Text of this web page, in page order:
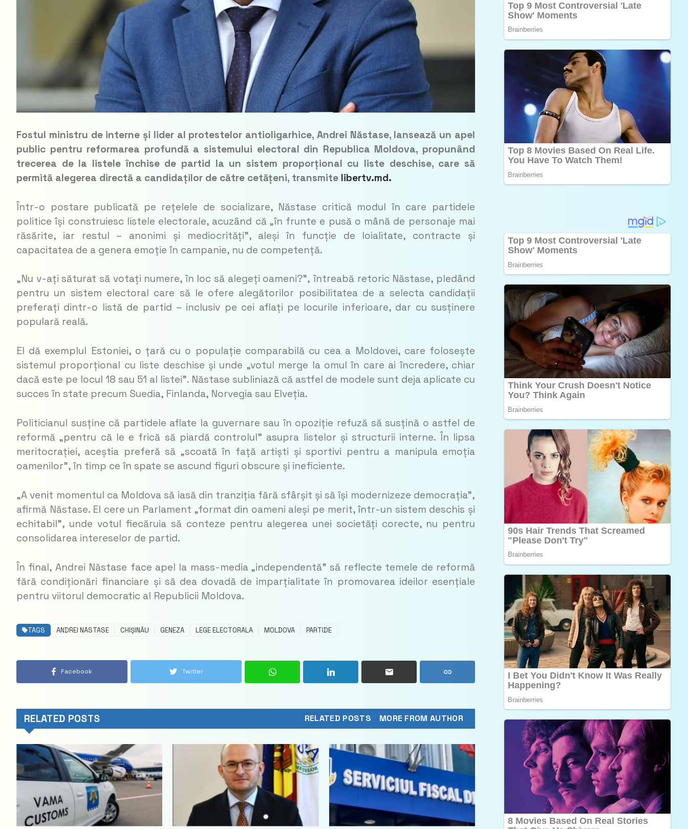
Fostul ministru de interne și lider al protestelor antioligarhice, Andrei Năstase, lansează un apel
public pentru reformarea profundă a sistemului electoral din Republica Moldova, propunând
trecerea de la listele închise de partid la un sistem proporțional cu liste deschise, care să
permită alegerea directă a candidaților de către cetățeni, transmite libertv.md.
Într-o postare publicată pe rețelele de socializare, Năstase critică modul în care partidele
politice își construiesc listele electorale, acuzând că „în frunte e pusă o mână de personaje mai
răsărite, iar restul – anonimi și mediocrități”, aleși în funcție de loialitate, contracte și
capacitatea de a genera emoție în campanie, nu de competență.
„Nu v-ați săturat să votați numere, în loc să alegeți oameni?”, întreabă retoric Năstase, pledând
pentru un sistem electoral care să le ofere alegătorilor posibilitatea de a selecta candidații
preferați dintr-o listă de partid – inclusiv pe cei aflați pe locurile inferioare, dar cu susținere
populară reală.
El dă exemplul Estoniei, o țară cu o populație comparabilă cu cea a Moldovei, care folosește
sistemul proporțional cu liste deschise și unde „votul merge la omul în care ai încredere, chiar
dacă este pe locul 18 sau 51 al listei”. Năstase subliniază că astfel de modele sunt deja aplicate cu
succes în state precum Suedia, Finlanda, Norvegia sau Elveția.
Politicianul susține că partidele aflate la guvernare sau în opoziție refuză să susțină o astfel de
reformă „pentru că le e frică să piardă controlul” asupra listelor și structurii interne. În lipsa
meritocrației, aceștia preferă să „scoată în față artiști și sportivi pentru a manipula emoția
oamenilor”, în timp ce în spate se ascund figuri obscure și ineficiente.
„A venit momentul ca Moldova să iasă din tranziția fără sfârșit și să își modernizeze democrația”,
afirmă Năstase. El cere un Parlament „format din oameni aleși pe merit, într-un sistem deschis și
echitabil”, unde votul fiecăruia să conteze pentru alegerea unei societăți corecte, nu pentru
consolidarea intereselor de partid.
În final, Andrei Năstase face apel la mass-media „independentă” să reflecte temele de reformă
fără condiționări financiare și să dea dovadă de imparțialitate în promovarea ideilor esențiale
pentru viitorul democratic al Republicii Moldova.
TAGS ANDREI NASTASE CHIȘINĂU GENEZA LEGE ELECTORALA MOLDOVA PARTIDE
Facebook Twitter
RELATED POSTS RELATED POSTS MORE FROM AUTHOR